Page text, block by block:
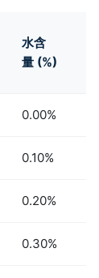
水含
量 (%)
0.00%
0.10%
0.20%
0.30%